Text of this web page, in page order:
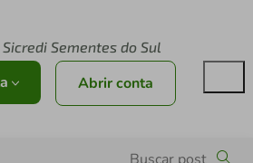
Sicredi Sementes do Sul
Abrir conta